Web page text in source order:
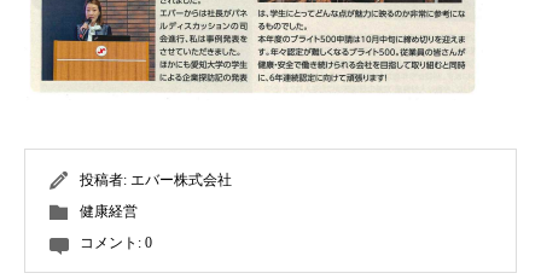
投稿者: エバー株式会社
健康経営
コメント: 0